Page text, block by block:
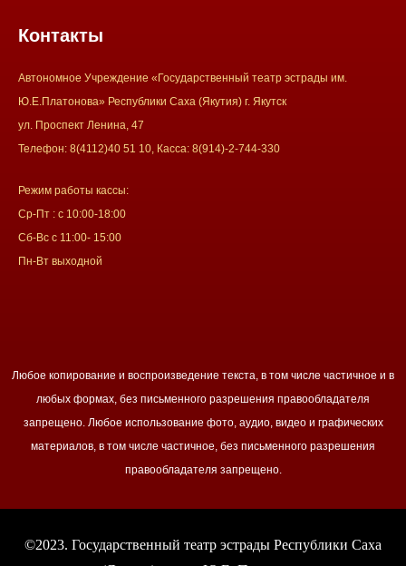
Контакты
Автономное Учреждение «Государственный театр эстрады им.
Ю.Е.Платонова» Республики Саха (Якутия) г. Якутск
ул. Проспект Ленина, 47
Телефон: 8(4112)40 51 10, Касса: 8(914)-2-744-330
Режим работы кассы:
Ср-Пт : с 10:00-18:00
Сб-Вс с 11:00- 15:00
Пн-Вт выходной
Любое копирование и воспроизведение текста, в том числе частичное и в
любых формах, без письменного разрешения правообладателя
запрещено. Любое использование фото, аудио, видео и графических
материалов, в том числе частичное, без письменного разрешения
правообладателя запрещено.
©2023. Государственный театр эстрады Республики Саха